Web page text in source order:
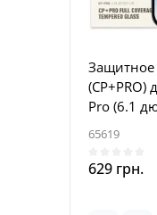
Защитное
(CP+PRO)
Pro (6.1
65619
629 грн.